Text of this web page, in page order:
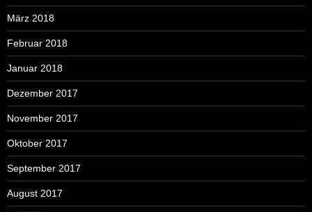
März 2018
Februar 2018
Januar 2018
Dezember 2017
November 2017
Oktober 2017
September 2017
August 2017